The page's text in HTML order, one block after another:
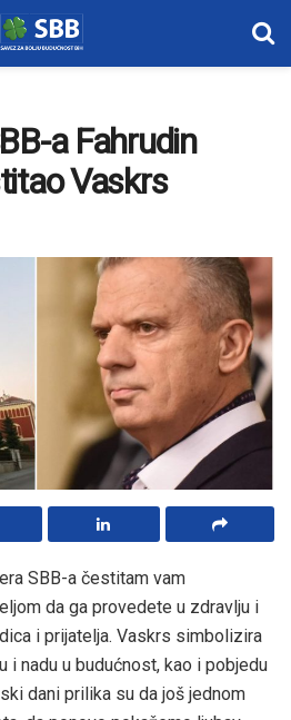
a Fahrudin
Vaskrs
SBB-a čestitam vam
da ga provedete u zdravlju i
i prijatelja. Vaskrs simbolizira
i nadu u budućnost, kao i pobjedu
dani prilika su da još jednom